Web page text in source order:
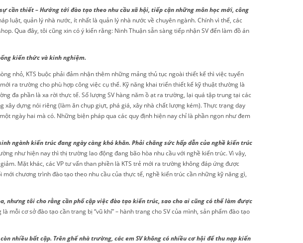
cần thiết – Hướng tới đào tạo theo nhu cầu xã hội, tiếp cận những môn học mới, công
luật, quản lý nhà nước, ít nhất là quản lý nhà nước về chuyên ngành. Chính vì thế, các
Qua đây, tôi cũng xin có ý kiến rằng: Ninh Thuận sẵn sàng tiếp nhận SV đến làm đồ án
kiến thức và kinh nghiệm.
nhỏ, KTS buộc phải đảm nhận thêm những mảng thủ tục ngoài thiết kế thì việc tuyển
ra trường cho phù hợp công việc cụ thể. Kỹ năng khai triển thiết kế kỹ thuật thường là
đa phần là xa rời thực tế. Số lượng SV hàng năm ồ ạt ra trường, lại quá tập trung tại các
dựng nói riêng (làm ăn chụp giựt, phá giá, xây nhà chất lượng kém). Thực trạng dạy
ngày hai mà có. Những biện pháp qua các quy định hiện nay chỉ là phần ngọn như đem
ngành kiến trúc đang ngày càng khó khăn. Phải chăng sức hấp dẫn của nghề kiến trúc
như hiện nay thì thị trường lao động đang bão hòa nhu cầu với nghề kiến trúc. Vì vậy,
Mặt khác, các VP tư vấn than phiền là KTS trẻ mới ra trường không đáp ứng được
chương trình đào tạo theo nhu cầu của thực tế, nghề kiến trúc cần những kỹ năng gì,
tôi cho rằng cần phổ cập việc đào tạo kiến trúc, sao cho ai cũng có thể làm được
mỗi cơ sở đào tạo cần trang bị “vũ khí” – hành trang cho SV của mình, sản phẩm đào tạo
nhiều bất cập. Trên ghế nhà trường, các em SV không có nhiều cơ hội để thu nạp kiến